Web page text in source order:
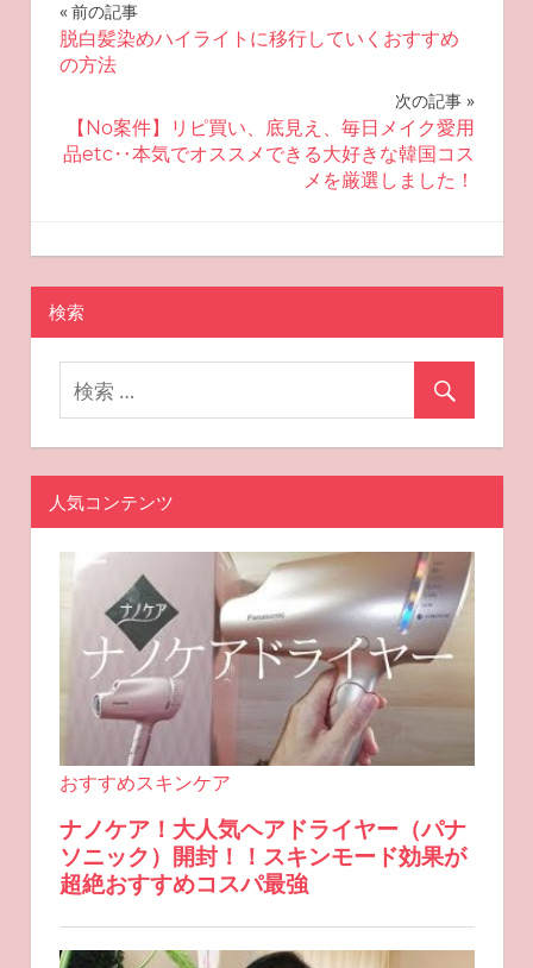
投
稿
ナ
ビ
ー
シ
ョ
ン
前の記事
脱白髪染めハイライトに移行していくおすすめ
の方法
次の記事
【No案件】リピ買い、底見え、毎日メイク愛用
品etc‥本気でオススメできる大好きな韓国コス
メを厳選しました！
2025-09-10
miyu
おすすめ美容
検索
人気コンテンツ